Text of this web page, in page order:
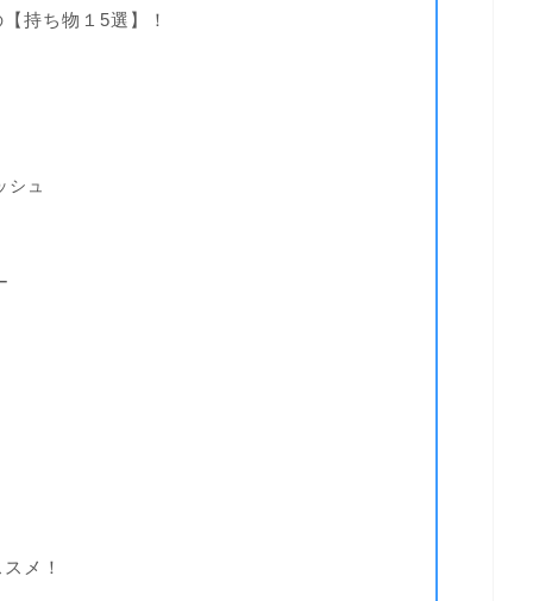
持ち物１5選】！
シュ
メ！